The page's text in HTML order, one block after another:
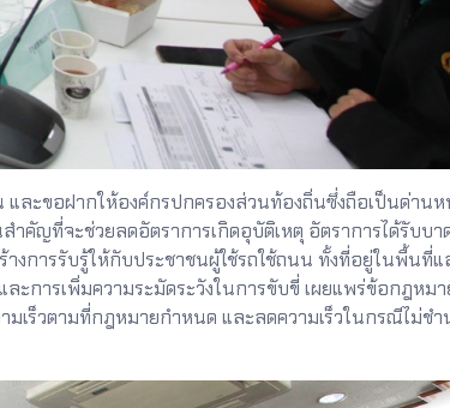
ละขอฝากให้องค์กรปกครองส่วนท้องถิ่นซึ่งถือเป็นด่านห
ญที่จะช่วยลดอัตราการเกิดอุบัติเหตุ อัตราการได้รับบา
างการรับรู้ให้กับประชาชนผู้ใช้รถใช้ถนน ทั้งที่อยู่ในพื้นที่
การเพิ่มความระมัดระวังในการขับขี่ เผยแพร่ข้อกฎหม
ร็วตามที่กฎหมายกำหนด และลดความเร็วในกรณีไม่ช